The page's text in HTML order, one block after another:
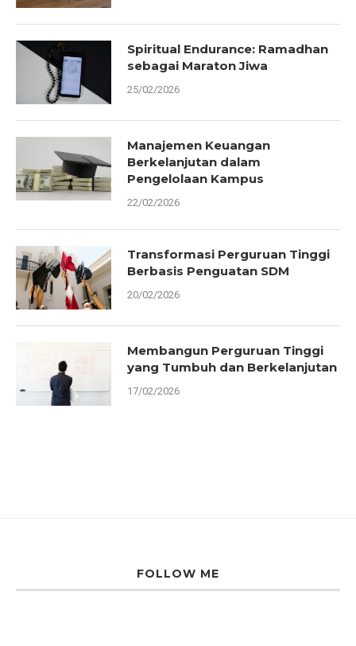
Spiritual Endurance: Ramadhan
sebagai Maraton Jiwa
25/02/2026
Manajemen Keuangan
Berkelanjutan dalam
Pengelolaan Kampus
22/02/2026
Transformasi Perguruan Tinggi
Berbasis Penguatan SDM
20/02/2026
Membangun Perguruan Tinggi
yang Tumbuh dan Berkelanjutan
17/02/2026
FOLLOW ME